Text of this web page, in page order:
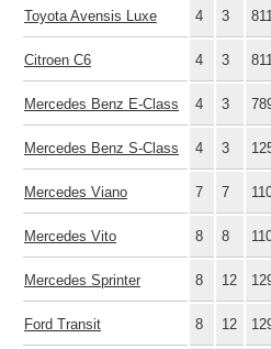
Toyota Avensis Luxe 4 3
Citroen C6 4 3
Mercedes Benz E-Class 4 3
Mercedes Benz S-Class 4 3
Mercedes Viano 7 7
Mercedes Vito 8 8
Mercedes Sprinter 8 12
Ford Transit 8 12